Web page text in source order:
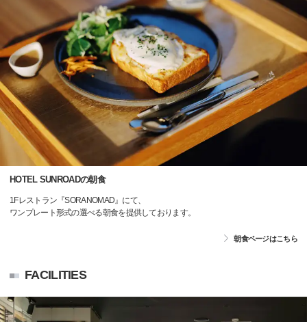
HOTEL SUNROADの朝食
1Fレストラン『SORANOMAD』にて、
ワンプレート形式の選べる朝食を提供しております。
朝食ページはこちら
FACILITIES